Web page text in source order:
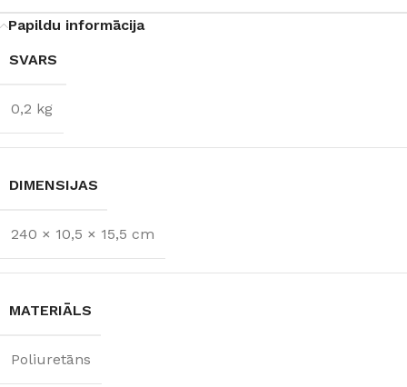
Papildu informācija
SVARS
0,2 kg
DIMENSIJAS
240 × 10,5 × 15,5 cm
MATERIĀLS
Poliuretāns